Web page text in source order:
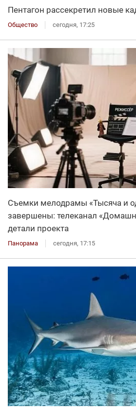
Пентагон рассекретил новые
Общество сегодня, 17:25
Съемки мелодрамы «Тысяча и
завершены: телеканал
детали проекта
Панорама сегодня, 17:15